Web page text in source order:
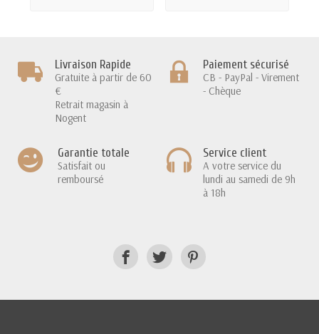
Livraison Rapide
Gratuite à partir de 60
€
Retrait magasin à
Nogent
Paiement sécurisé
CB - PayPal - Virement
- Chèque
Garantie totale
Satisfait ou
remboursé
Service client
A votre service du
lundi au samedi de 9h
à 18h